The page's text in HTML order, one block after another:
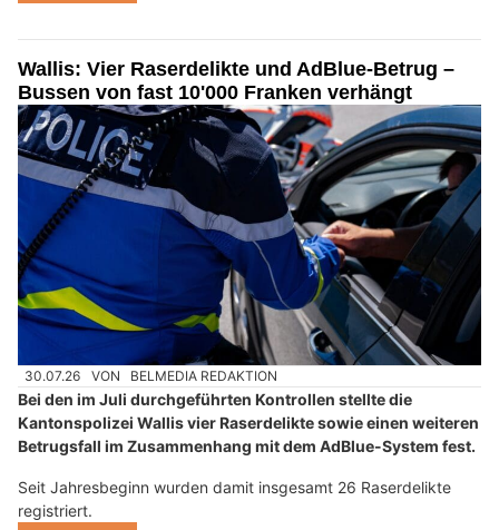
Wallis: Vier Raserdelikte und AdBlue-Betrug –
Bussen von fast 10'000 Franken verhängt
30.07.26 VON BELMEDIA REDAKTION
Bei den im Juli durchgeführten Kontrollen stellte die
Kantonspolizei Wallis vier Raserdelikte sowie einen weiteren
Betrugsfall im Zusammenhang mit dem AdBlue-System fest.
Seit Jahresbeginn wurden damit insgesamt 26 Raserdelikte
registriert.